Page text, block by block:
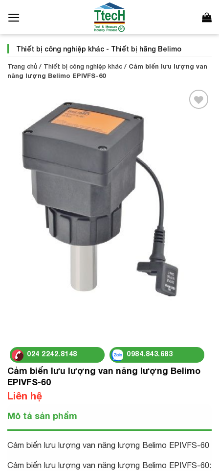
qua
dung
Thiết bị công nghiệp khác - Thiết bị hãng Belimo
Trang chủ / Thiết bị công nghiệp khác / Cảm biến lưu lượng van
năng lượng Belimo EPIVFS-60
024 2242.8148 0984.843.683
Cảm biến lưu lượng van năng lượng Belimo
EPIVFS-60
Liên hệ
Mô tả sản phẩm
Cảm biến lưu lượng van năng lượng Belimo EPIVFS-60
Cảm biến lưu lượng van năng lượng Belimo EPIVFS-60: